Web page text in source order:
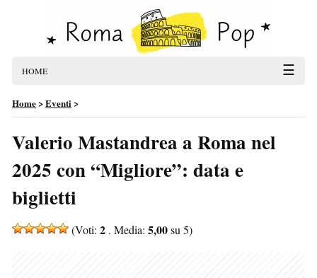
HOME ☰
Home>Eventi>
Valerio Mastandrea a Roma nel
2025 con “Migliore”: data e
biglietti
(Voti: 2 . Media: 5,00su 5)